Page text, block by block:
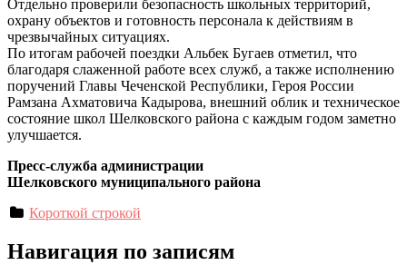
Отдельно проверили безопасность школьных территорий,
охрану объектов и готовность персонала к действиям в
чрезвычайных ситуациях.
По итогам рабочей поездки Альбек Бугаев отметил, что
благодаря слаженной работе всех служб, а также исполнению
поручений Главы Чеченской Республики, Героя России
Рамзана Ахматовича Кадырова, внешний облик и техническое
состояние школ Шелковского района с каждым годом заметно
улучшается.
Пресс-служба администрации
Шелковского муниципального района
Короткой строкой
Навигация по записям